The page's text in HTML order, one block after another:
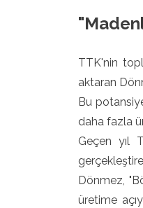
TTK'nin
aktaran
Bu
daha fazla
Geçen yıl
Dönmez,
üretime